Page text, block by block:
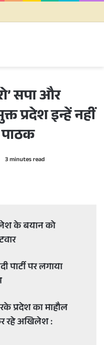
सपा और
प्रदेश इन्हें नहीं
पाठक
3 minutes read
के बयान को
पार्टी पर लगाया
प्रदेश का माहौल
रहे अखिलेश :